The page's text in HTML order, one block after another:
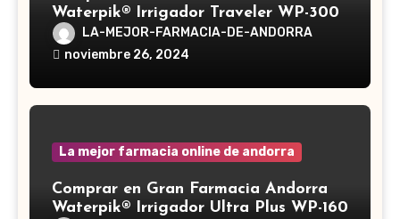
Waterpik® Irrigador Traveler WP-300
LA-MEJOR-FARMACIA-DE-ANDORRA
noviembre 26, 2024
La mejor farmacia online de andorra
Comprar en Gran Farmacia Andorra
Waterpik® Irrigador Ultra Plus WP-160